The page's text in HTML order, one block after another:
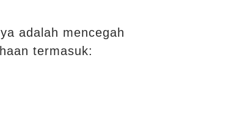
adalah mencegah
termasuk: